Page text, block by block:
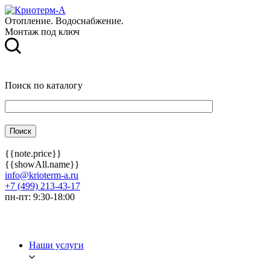
Отопление. Водоснабжение.
Монтаж под ключ
Поиск по каталогу
{{note.price}}
{{showAll.name}}
info@krioterm-a.ru
+7 (499) 213-43-17
пн-пт: 9:30-18:00
Наши услуги